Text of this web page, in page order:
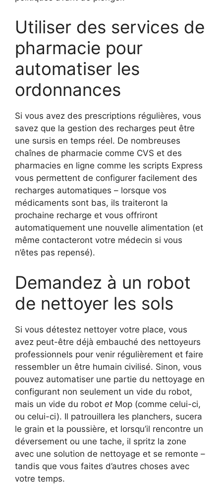
Utiliser des services de
pharmacie pour
automatiser les
ordonnances
Si vous avez des prescriptions régulières, vous
savez que la gestion des recharges peut être
une sursis en temps réel. De nombreuses
chaînes de pharmacie comme CVS et des
pharmacies en ligne comme les scripts Express
vous permettent de configurer facilement des
recharges automatiques – lorsque vos
médicaments sont bas, ils traiteront la
prochaine recharge et vous offriront
automatiquement une nouvelle alimentation (et
même contacteront votre médecin si vous
n’êtes pas repensé).
Demandez à un robot
de nettoyer les sols
Si vous détestez nettoyer votre place, vous
avez peut-être déjà embauché des nettoyeurs
professionnels pour venir régulièrement et faire
ressembler un être humain civilisé. Sinon, vous
pouvez automatiser une partie du nettoyage en
configurant non seulement un vide du robot,
mais un vide du robot et Mop (comme celui-ci,
ou celui-ci). Il patrouillera les planchers, sucera
le grain et la poussière, et lorsqu’il rencontre un
déversement ou une tache, il spritz la zone
avec une solution de nettoyage et se remonte –
tandis que vous faites d’autres choses avec
votre temps.